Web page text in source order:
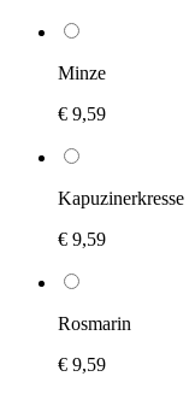
Minze
€ 9,59
Kapuzinerkresse
€ 9,59
Rosmarin
€ 9,59